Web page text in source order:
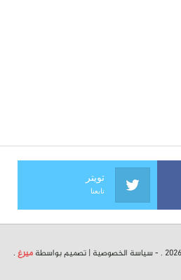
تويتر
تابعنا
سياسة الخصوصية | تصميم بواسطة ميرغ .